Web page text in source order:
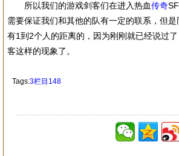
所以我们的游戏剑客们在进入热血传奇
需要保证我们和其他的队有一定的联系，但
有1到2个人的距离的，因为刚刚就已经说过
客这样的现象了。
Tags:3栏目148